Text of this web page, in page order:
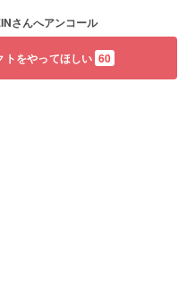
さんへアンコール
トをやってほしい 60